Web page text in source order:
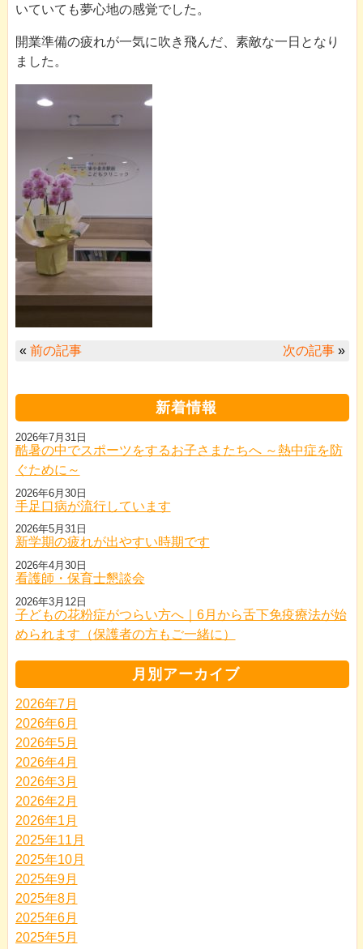
いていても夢心地の感覚でした。
開業準備の疲れが一気に吹き飛んだ、素敵な一日となり
ました。
« 前の記事 次の記事 »
新着情報
酷暑の中でスポーツをするお子さまたちへ ～熱中症を防
ぐために～
2026年7月31日
手足口病が流行しています
2026年6月30日
新学期の疲れが出やすい時期です
2026年5月31日
看護師・保育士懇談会
2026年4月30日
子どもの花粉症がつらい方へ｜6月から舌下免疫療法が始
められます（保護者の方もご一緒に）
2026年3月12日
月別アーカイブ
2026年7月
2026年6月
2026年5月
2026年4月
2026年3月
2026年2月
2026年1月
2025年11月
2025年10月
2025年9月
2025年8月
2025年6月
2025年5月